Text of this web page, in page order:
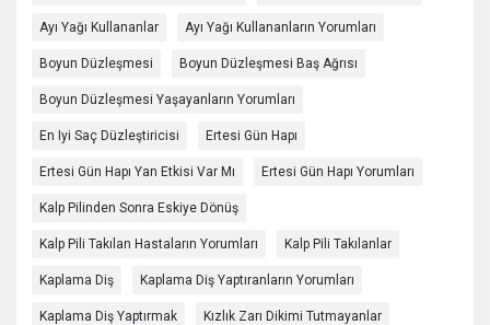
Ayı Yağı Kullananlar Ayı Yağı Kullananların Yorumları
Boyun Düzleşmesi Boyun Düzleşmesi Baş Ağrısı
Boyun Düzleşmesi Yaşayanların Yorumları
En Iyi Saç Düzleştiricisi Ertesi Gün Hapı
Ertesi Gün Hapı Yan Etkisi Var Mı Ertesi Gün Hapı Yorumları
Kalp Pilinden Sonra Eskiye Dönüş
Kalp Pili Takılan Hastaların Yorumları Kalp Pili Takılanlar
Kaplama Diş Kaplama Diş Yaptıranların Yorumları
Kaplama Diş Yaptırmak Kızlık Zarı Dikimi Tutmayanlar